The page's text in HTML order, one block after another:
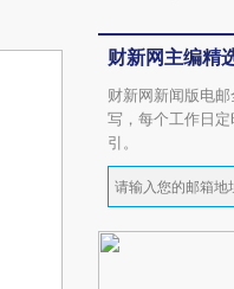
财新网主编精
财新网新闻版电
写，每个工作日
引。